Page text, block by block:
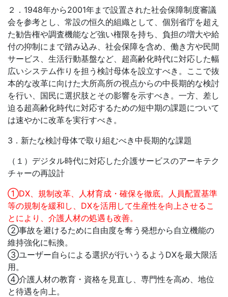
２．1948年から2001年まで設置された社会保障制度審議
会を参考とし、常設の恒久的組織として、個別省庁を超え
た勧告権や調査機能など強い権限を持ち、負担の増大や給
付の抑制にまで踏み込み、社会保障を含め、働き方や民間
サービス、生活行動基盤など、超高齢化時代に対応した幅
広いシステム作りを担う検討母体を設立すべき。ここで抜
本的な改革に向けた大所高所の視点からの中長期的な検討
を行い、国民に選択肢とその影響を示すべき。一方、差し
迫る超高齢化時代に対応するための短中期の課題について
は速やかに改革を実行すべき。
3．新たな検討母体で取り組むべき中長期的な課題
（１）デジタル時代に対応した介護サービスのアーキテク
チャーの再設計
①DX、規制改革、人材育成・確保を徹底。人員配置基準
等の規制を緩和し、DXを活用して生産性を向上させるこ
とにより、介護人材の処遇も改善。
②事故を避けるために自由度を奪う発想から自立機能の
維持強化に転換。
③ユーザー自らによる選択が行いうるようDXを最大限活
用。
④介護人材の教育・資格を見直し、専門性を高め、地位
と待遇を向上。